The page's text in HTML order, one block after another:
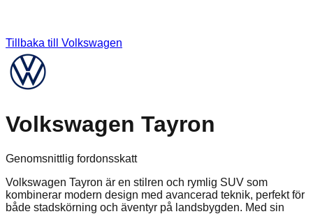
Tillbaka till Volkswagen
Volkswagen Tayron
Genomsnittlig fordonsskatt
Volkswagen Tayron är en stilren och rymlig SUV som
kombinerar modern design med avancerad teknik, perfekt för
både stadskörning och äventyr på landsbygden. Med sin